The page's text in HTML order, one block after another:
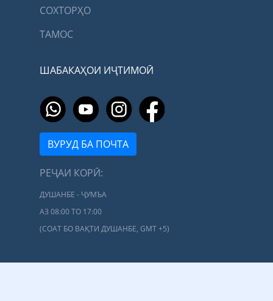
СОХТОРҲО
ТАМОС
ШАБАКАҲОИ ИҶТИМОӢ
ВУРУД БА ПОЧТА
РЕҶАИ КОРӢ:
ДУШАНБЕ - ҶУМЪА
АЗ 08:00 ТО 17:00
(СОАТ БО ВАҚТИ ДУШАНБЕ, GMT +5)